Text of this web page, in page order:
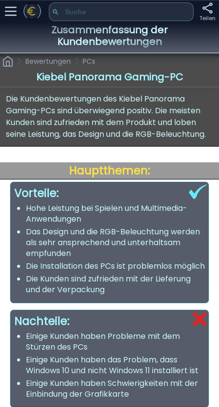
Teilen
Zusammenfassung der
Kundenbewertungen
Bewertungen PCs
Kiebel Panorama Gaming-PC
Die Kundenbewertungen des Kiebel Panorama
Gaming-PCs sind überwiegend positiv. Die meisten
Kunden sind zufrieden mit dem Produkt und loben
seine Leistung, das Design und die RGB-Beleuchtung.
Hauptthemen:
Vorteile:
Hohe Leistung bei Spielen und Multimedia-
Anwendungen
Das Design und die RGB-Beleuchtung werden
als sehr ansprechend und unterhaltsam
empfunden
Die Installation des PCs ist problemlos möglich
Die Kunden sind zufrieden mit der Lieferung
und der Verpackung
Nachteile:
Einige Kunden haben Probleme mit dem
Stürzen des PCs
Einige Kunden haben das Problem, dass
Windows 10 und nicht Windows 11 installiert ist
Einige Kunden haben Schwierigkeiten mit der
Einbindung der Grafikkarte